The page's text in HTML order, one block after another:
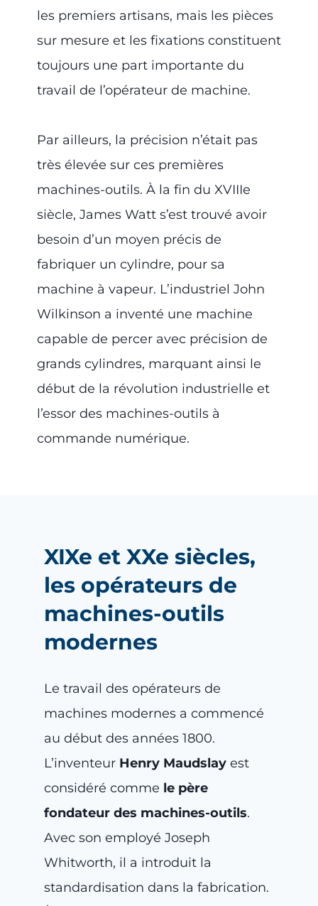
les premiers artisans, mais les pièces
sur mesure et les fixations constituent
toujours une part importante du
travail de l’opérateur de machine.
Par ailleurs, la précision n’était pas
très élevée sur ces premières
machines-outils. À la fin du XVIIIe
siècle, James Watt s’est trouvé avoir
besoin d’un moyen précis de
fabriquer un cylindre, pour sa
machine à vapeur. L’industriel John
Wilkinson a inventé une machine
capable de percer avec précision de
grands cylindres, marquant ainsi le
début de la révolution industrielle et
l’essor des machines-outils à
commande numérique.
XIXe et XXe siècles,
les opérateurs de
machines-outils
modernes
Le travail des opérateurs de
machines modernes a commencé
au début des années 1800.
L’inventeur Henry Maudslay est
considéré comme le père
fondateur des machines-outils.
Avec son employé Joseph
Whitworth, il a introduit la
standardisation dans la fabrication.